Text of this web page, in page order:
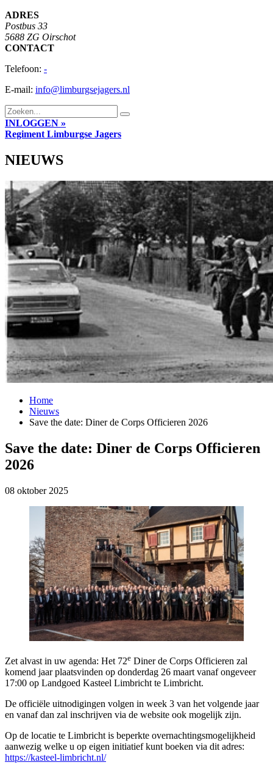
ADRES
Postbus 33
5688 ZG Oirschot
CONTACT
Telefoon: -
E-mail: info@limburgsejagers.nl
INLOGGEN »
Regiment Limburgse Jagers
NIEUWS
Home
Nieuws
Save the date: Diner de Corps Officieren 2026
Save the date: Diner de Corps Officieren
2026
08 oktober 2025
Zet alvast in uw agenda: Het 72e Diner de Corps Officieren zal
komend jaar plaatsvinden op donderdag 26 maart vanaf ongeveer
17:00 op Landgoed Kasteel Limbricht te Limbricht.
De officiële uitnodigingen volgen in week 3 van het volgende jaar
en vanaf dan zal inschrijven via de website ook mogelijk zijn.
Op de locatie te Limbricht is beperkte overnachtingsmogelijkheid
aanwezig welke u op eigen initiatief kunt boeken via dit adres:
https://kasteel-limbricht.nl/